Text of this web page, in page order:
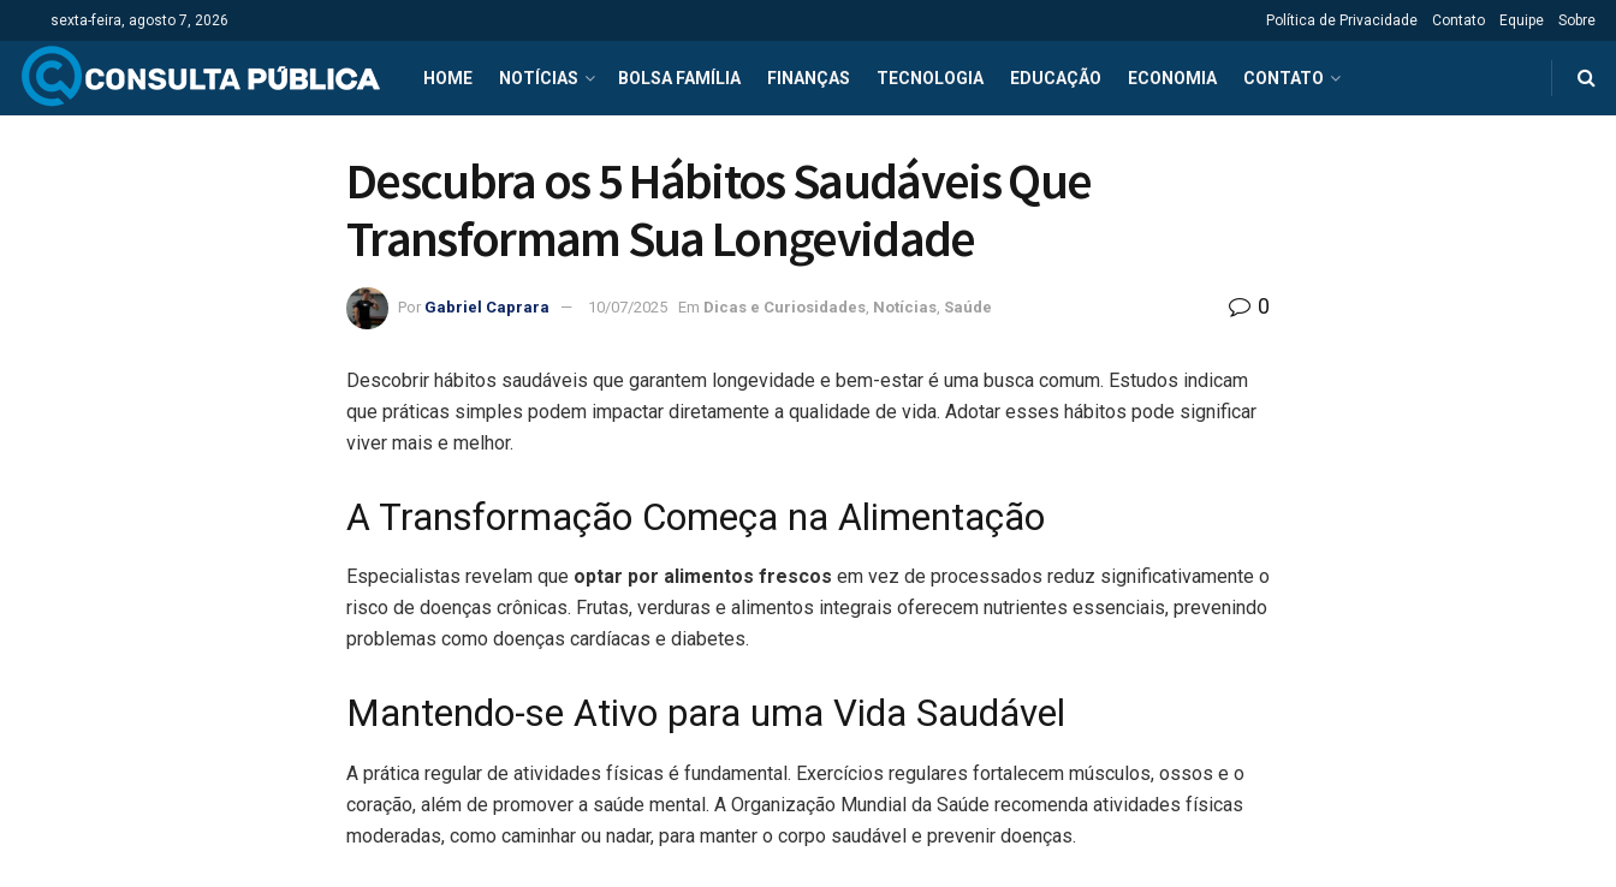
sexta-feira, agosto 7, 2026 Política de Privacidade Contato Equipe Sobre
HOME NOTÍCIAS BOLSA FAMÍLIA FINANÇAS TECNOLOGIA EDUCAÇÃO ECONOMIA CONTATO
Descubra os 5 Hábitos Saudáveis Que
Transformam Sua Longevidade
Por Gabriel Caprara 10/07/2025 Em Dicas e Curiosidades Notícias Saúde 0
Descobrir hábitos saudáveis que garantem longevidade e bem-estar é uma busca comum. Estudos indicam
que práticas simples podem impactar diretamente a qualidade de vida. Adotar esses hábitos pode significar
viver mais e melhor.
A Transformação Começa na Alimentação
Especialistas revelam que optar por alimentos frescos em vez de processados reduz significativamente o
risco de doenças crônicas. Frutas, verduras e alimentos integrais oferecem nutrientes essenciais, prevenindo
problemas como doenças cardíacas e diabetes.
Mantendo-se Ativo para uma Vida Saudável
A prática regular de atividades físicas é fundamental. Exercícios regulares fortalecem músculos, ossos e o
coração, além de promover a saúde mental. A Organização Mundial da Saúde recomenda atividades físicas
moderadas, como caminhar ou nadar, para manter o corpo saudável e prevenir doenças.